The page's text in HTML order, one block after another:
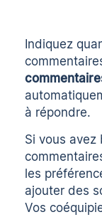
Indiquez
à répondre.
Si vous avez
les
ajouter des
Vos